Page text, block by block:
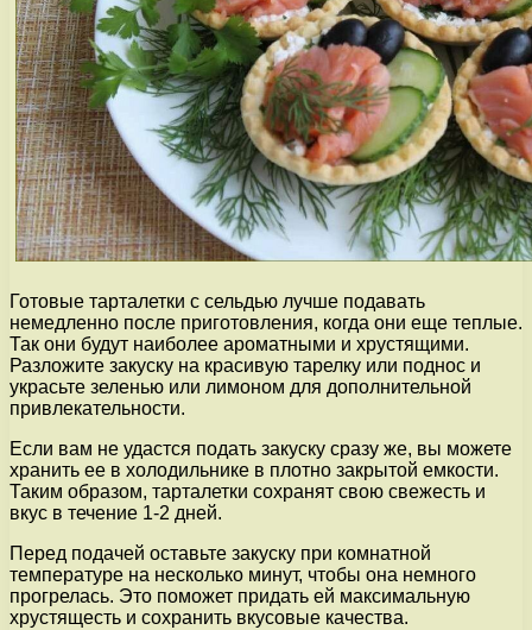
Готовые тарталетки с сельдью лучше подавать
немедленно после приготовления, когда они еще теплые.
Так они будут наиболее ароматными и хрустящими.
Разложите закуску на красивую тарелку или поднос и
украсьте зеленью или лимоном для дополнительной
привлекательности.
Если вам не удастся подать закуску сразу же, вы можете
хранить ее в холодильнике в плотно закрытой емкости.
Таким образом, тарталетки сохранят свою свежесть и
вкус в течение 1-2 дней.
Перед подачей оставьте закуску при комнатной
температуре на несколько минут, чтобы она немного
прогрелась. Это поможет придать ей максимальную
хрустящесть и сохранить вкусовые качества.